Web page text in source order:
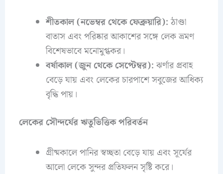
শীতকাল (নভেম্বর থেকে ফেব্রুয়ারি): ঠাণ্ডা
বাতাস এবং পরিষ্কার আকাশের সঙ্গে লেক ভ্রমণ
বিশেষভাবে মনোমুগ্ধকর।
বর্ষাকাল (জুন থেকে সেপ্টেম্বর): ঝর্ণার প্রবাহ
বেড়ে যায় এবং লেকের চারপাশে সবুজের আধিক্য
বৃদ্ধি পায়।
লেকের সৌন্দর্যের ঋতুভিত্তিক পরিবর্তন
গ্রীষ্মকালে পানির স্বচ্ছতা বেড়ে যায় এবং সূর্যের
আলো লেকে সুন্দর প্রতিফলন সৃষ্টি করে।